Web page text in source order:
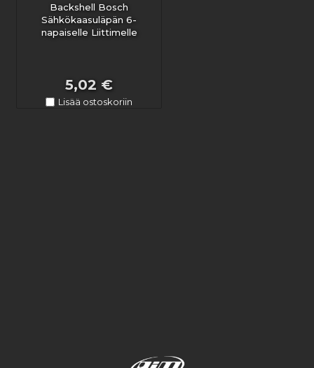
Backshell Bosch
Sähkökaasuläpän 6-
napaiselle Liittimelle
5,02 €
Lisää ostoskoriin